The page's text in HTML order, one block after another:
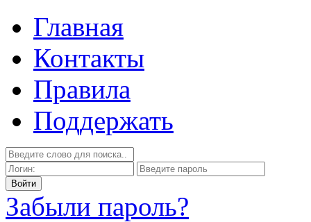
Главная
Контакты
Правила
Поддержать
Забыли пароль?